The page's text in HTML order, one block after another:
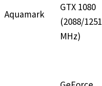
Aquamark
GTX 1080
(2088/1251
MHz)